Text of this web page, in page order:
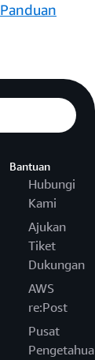
Panduan
Bantuan
Hubungi
Kami
Ajukan
Tiket
Dukungan
AWS
re:Post
Pusat